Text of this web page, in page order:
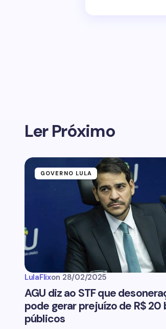
Ler Próximo
GOVERNO LULA
LulaFlixon 28/02/2025
AGU diz ao STF que
pode gerar prejuízo de R$ 20
públicos